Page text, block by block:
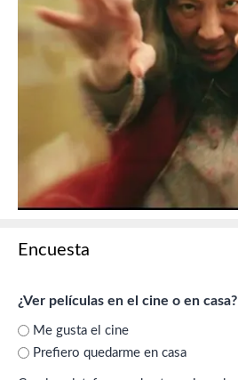
Encuesta
¿Ver películas en el cine o en casa?
Me gusta el cine
Prefiero quedarme en casa